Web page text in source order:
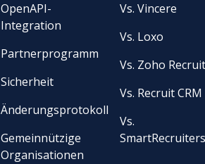
OpenAPI-
Integration
Partnerprogramm
Sicherheit
Änderungsprotokoll
Gemeinnützige
Organisationen
Vs. Vincere
Vs. Loxo
Vs. Zoho
Vs. Recruit CRM
Vs.